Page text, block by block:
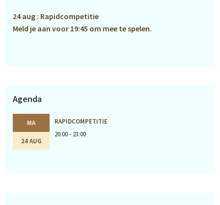
24 aug : Rapidcompetitie
Meld je aan voor 19:45 om mee te spelen.
Agenda
MA
24 AUG
RAPIDCOMPETITIE
20:00 - 23:00